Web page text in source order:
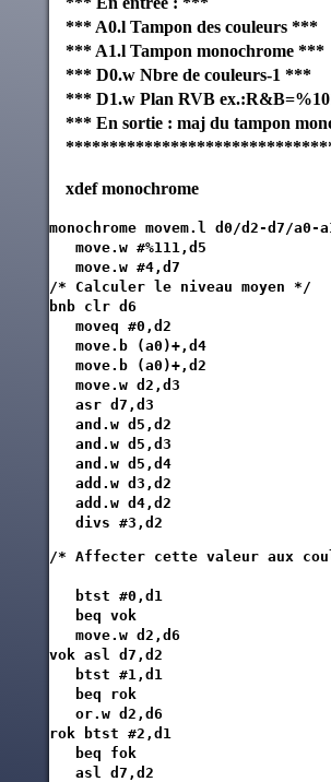
*** A0.l Tampon des couleurs ***
*** A1.l Tampon monochrome ***
*** D0.w Nbre de couleurs-1 ***
*** D1.w Plan RVB
*** En sortie : maj du tampon
xdef monochrome
monochrome movem.l d0/d2-d7/a0-
   move.w #%111,d5
   move.w #4,d7
/* Calculer le niveau moyen */
bnb clr d6
   moveq #0,d2
   move.b (a0)+,d4
   move.b (a0)+,d2
   move.w d2,d3
   asr d7,d3
   and.w d5,d2
   and.w d5,d3
   and.w d5,d4
   add.w d3,d2
   add.w d4,d2
/* Affecter cette valeur aux
   btst #0,d1
   beq vok
   move.w d2,d6
vok asl d7,d2
   btst #1,d1
   beq rok
   or.w d2,d6
rok btst #2,d1
   beq fok
   asl d7,d2